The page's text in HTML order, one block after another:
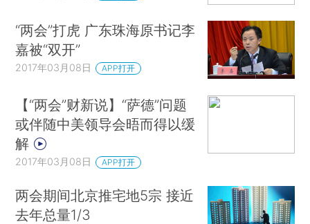
“两会”打虎 广东珠海原书记李
嘉被“双开”
2017年03月08日 APP打开
【“两会”财新说】“萨德”问题
或伴随中美领导会晤而得以缓
解
2017年03月08日 APP打开
两会期间北京推宅地5宗 接近
去年总量1/3